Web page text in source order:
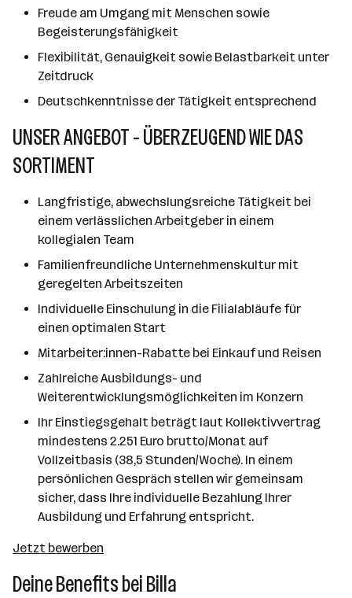
Freude am Umgang mit Menschen sowie
Begeisterungsfähigkeit
Flexibilität, Genauigkeit sowie Belastbarkeit unter
Zeitdruck
Deutschkenntnisse der Tätigkeit entsprechend
UNSER ANGEBOT - ÜBERZEUGEND WIE DAS
SORTIMENT
Langfristige, abwechslungsreiche Tätigkeit bei
einem verlässlichen Arbeitgeber in einem
kollegialen Team
Familienfreundliche Unternehmenskultur mit
geregelten Arbeitszeiten
Individuelle Einschulung in die Filialabläufe für
einen optimalen Start
Mitarbeiter:innen-Rabatte bei Einkauf und Reisen
Zahlreiche Ausbildungs- und
Weiterentwicklungsmöglichkeiten im Konzern
Ihr Einstiegsgehalt beträgt laut Kollektivvertrag
mindestens 2.251 Euro brutto/Monat auf
Vollzeitbasis (38,5 Stunden/Woche). In einem
persönlichen Gespräch stellen wir gemeinsam
sicher, dass Ihre individuelle Bezahlung Ihrer
Ausbildung und Erfahrung entspricht.
Jetzt bewerben
Deine Benefits bei Billa